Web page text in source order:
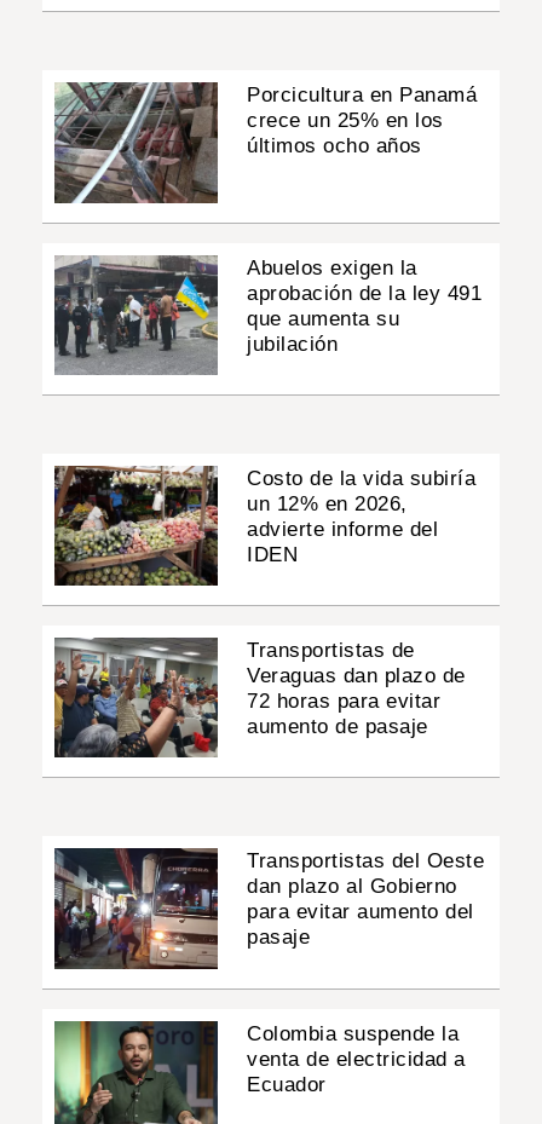
Porcicultura en Panamá
crece un 25% en los
últimos ocho años
Abuelos exigen la
aprobación de la ley 491
que aumenta su
jubilación
Costo de la vida subiría
un 12% en 2026,
advierte informe del
IDEN
Transportistas de
Veraguas dan plazo de
72 horas para evitar
aumento de pasaje
Transportistas del Oeste
dan plazo al Gobierno
para evitar aumento del
pasaje
Colombia suspende la
venta de electricidad a
Ecuador